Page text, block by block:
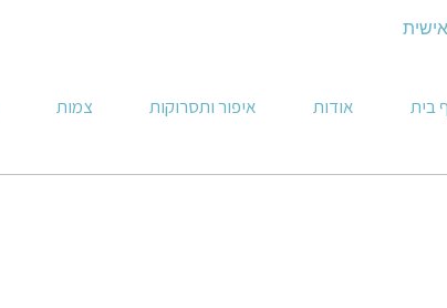
בית אודות איפור ותסרוקות צמות